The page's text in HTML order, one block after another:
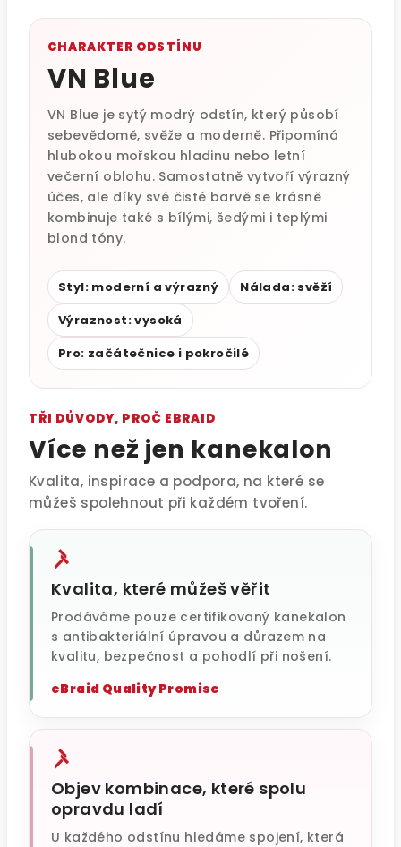
CHARAKTER ODSTÍNU
VN Blue
VN Blue je sytý modrý odstín, který působí
sebevědomě, svěže a moderně. Připomíná
hlubokou mořskou hladinu nebo letní
večerní oblohu. Samostatně vytvoří výrazný
účes, ale díky své čisté barvě se krásně
kombinuje také s bílými, šedými i teplými
blond tóny.
Styl: moderní a výrazný
Nálada: svěží
Výraznost: vysoká
Pro: začátečnice i pokročilé
TŘI DŮVODY, PROČ EBRAID
Více než jen kanekalon
Kvalita, inspirace a podpora, na které se
můžeš spolehnout při každém tvoření.
Kvalita, které můžeš věřit
Prodáváme pouze certifikovaný kanekalon
s antibakteriální úpravou a důrazem na
kvalitu, bezpečnost a pohodlí při nošení.
eBraid Quality Promise
Objev kombinace, které spolu
opravdu ladí
U každého odstínu hledáme spojení, která